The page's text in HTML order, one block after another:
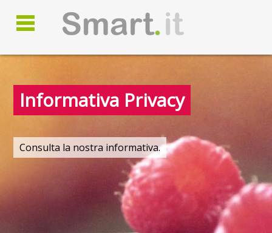
Informativa Privacy
Consulta la nostra informativa.